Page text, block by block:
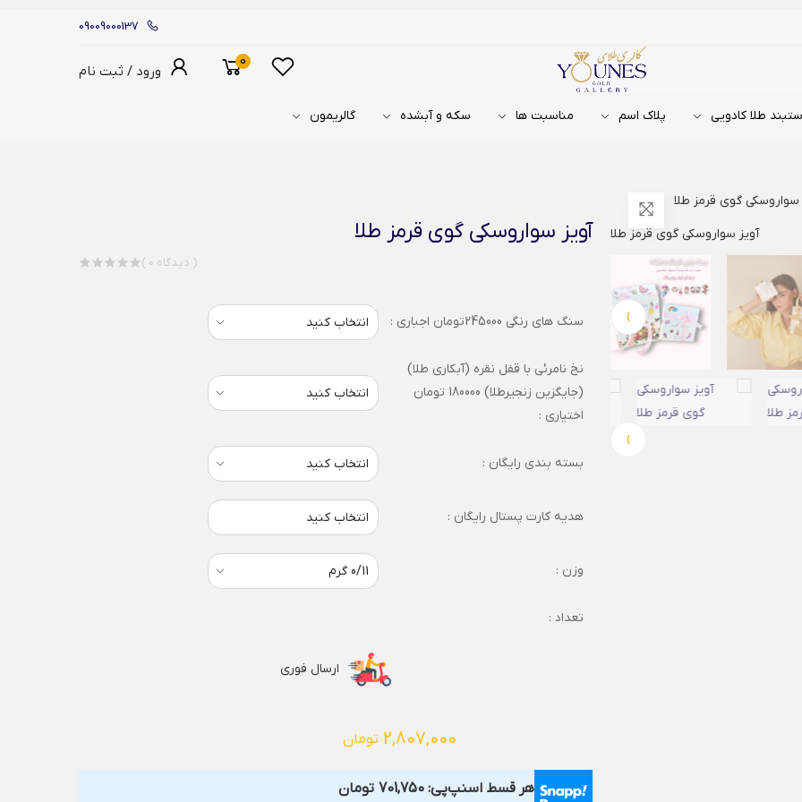
09009000137
ورود / ثبت نام
0
طلا کادویی پلاک اسم مناسبت ها سکه و آبشده گالریمون
سواروسکی گوی قرمز طلا
›
›
آویز سواروسکی گوی قرمز طلا
( 0 دیدگاه )
سنگ های رنگی 245000تومان اجباری :
نخ نامرئی با قفل نقره (آبکاری طلا)
(جایگزین زنجیرطلا) 180000 تومان
اختیاری :
بسته بندی رایگان :
هدیه کارت پستال رایگان : انتخاب کنید
وزن :
تعداد :
ارسال فوری
2,807,000 تومان
هر قسط اسنپ‌پی: 701,750 تومان